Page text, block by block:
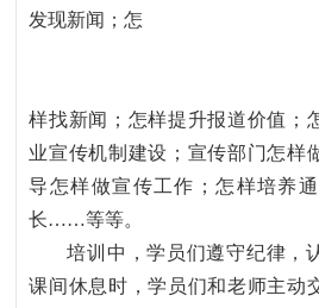
发现新闻；怎
样找新闻；怎样提升报道价值；
业宣传机制建设；宣传部门怎样
导怎样做宣传工作；怎样培养
长……等等。
培训中，学员们遵守纪律，
课间休息时，学员们和老师主动